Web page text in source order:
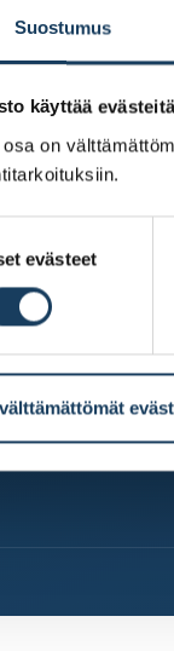
Suostumus
käyttää
on
evästeet
sijoittajana
yhtiöiden